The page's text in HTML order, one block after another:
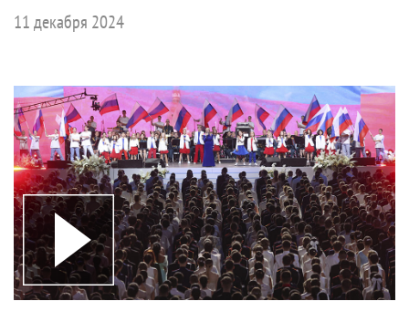
11 декабря 2024